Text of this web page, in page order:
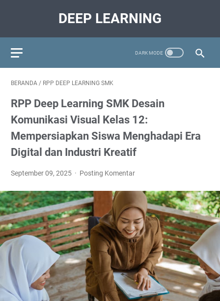
DEEP LEARNING
BERANDA / RPP DEEP LEARNING SMK
RPP Deep Learning SMK Desain
Komunikasi Visual Kelas 12:
Mempersiapkan Siswa Menghadapi Era
Digital dan Industri Kreatif
September 09, 2025 Posting Komentar